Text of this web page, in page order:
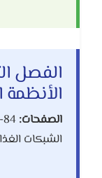
الفصل
الأنظمة
الصفحات:
الشبكات